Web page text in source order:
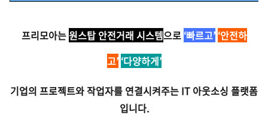
프리모아는원스탑 안전거래 시스템으로 ‘빠르고’ ‘안전하
고’ ‘다양하게’
기업의 프로젝트와 작업자를 연결시켜주는 IT 아웃소싱 플랫폼
입니다.